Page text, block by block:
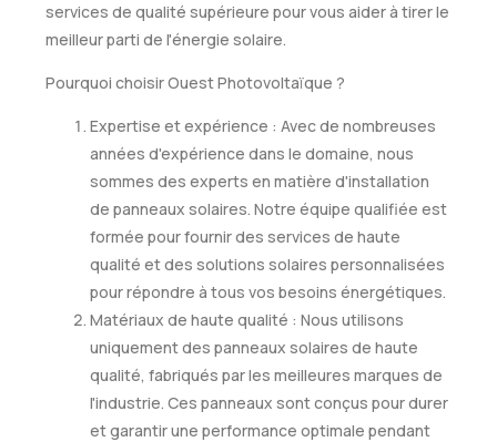
services de qualité supérieure pour vous aider à tirer le
meilleur parti de l'énergie solaire.
Pourquoi choisir Ouest Photovoltaïque ?
Expertise et expérience : Avec de nombreuses
années d'expérience dans le domaine, nous
sommes des experts en matière d'installation
de panneaux solaires. Notre équipe qualifiée est
formée pour fournir des services de haute
qualité et des solutions solaires personnalisées
pour répondre à tous vos besoins énergétiques.
Matériaux de haute qualité : Nous utilisons
uniquement des panneaux solaires de haute
qualité, fabriqués par les meilleures marques de
l'industrie. Ces panneaux sont conçus pour durer
et garantir une performance optimale pendant